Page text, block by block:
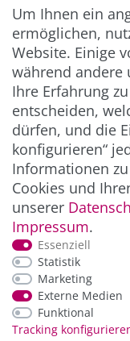
**
ZAHLUNG &
*Alle Preise inkl. der
und Versandkosten
Um Ihnen ein
ermöglichen,
Website. Einige
während andere
Ihre Erfahrung
entscheiden,
dürfen, und die
konfigurieren“
Informationen
Cookies und
unserer
Impressum.
Essenziell
Statistik
Marketing
Externe Medien
Funktional
Tracking